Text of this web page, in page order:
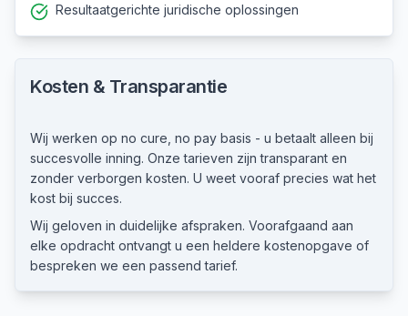
Resultaatgerichte juridische oplossingen
Kosten & Transparantie
Wij werken op no cure, no pay basis - u betaalt alleen bij
succesvolle inning. Onze tarieven zijn transparant en
zonder verborgen kosten. U weet vooraf precies wat het
kost bij succes.
Wij geloven in duidelijke afspraken. Voorafgaand aan
elke opdracht ontvangt u een heldere kostenopgave of
bespreken we een passend tarief.